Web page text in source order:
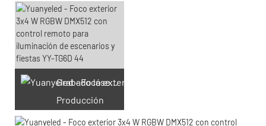
Grabado láser personalizado
Producción